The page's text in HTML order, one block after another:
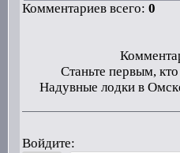
Комментариев всего: 0
Станьте первым,
Надувные лодки в
Войдите: